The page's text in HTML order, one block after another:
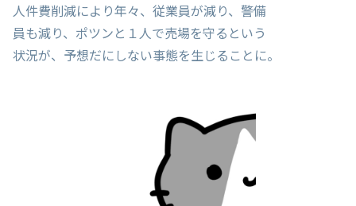
人件費削減により年々、従業員が減り、警備
員も減り、ポツンと１人で売場を守るという
状況が、予想だにしない事態を生じることに。